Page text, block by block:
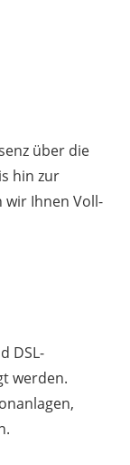
über die
hin zur
wir Ihnen Voll-
DSL-
werden.